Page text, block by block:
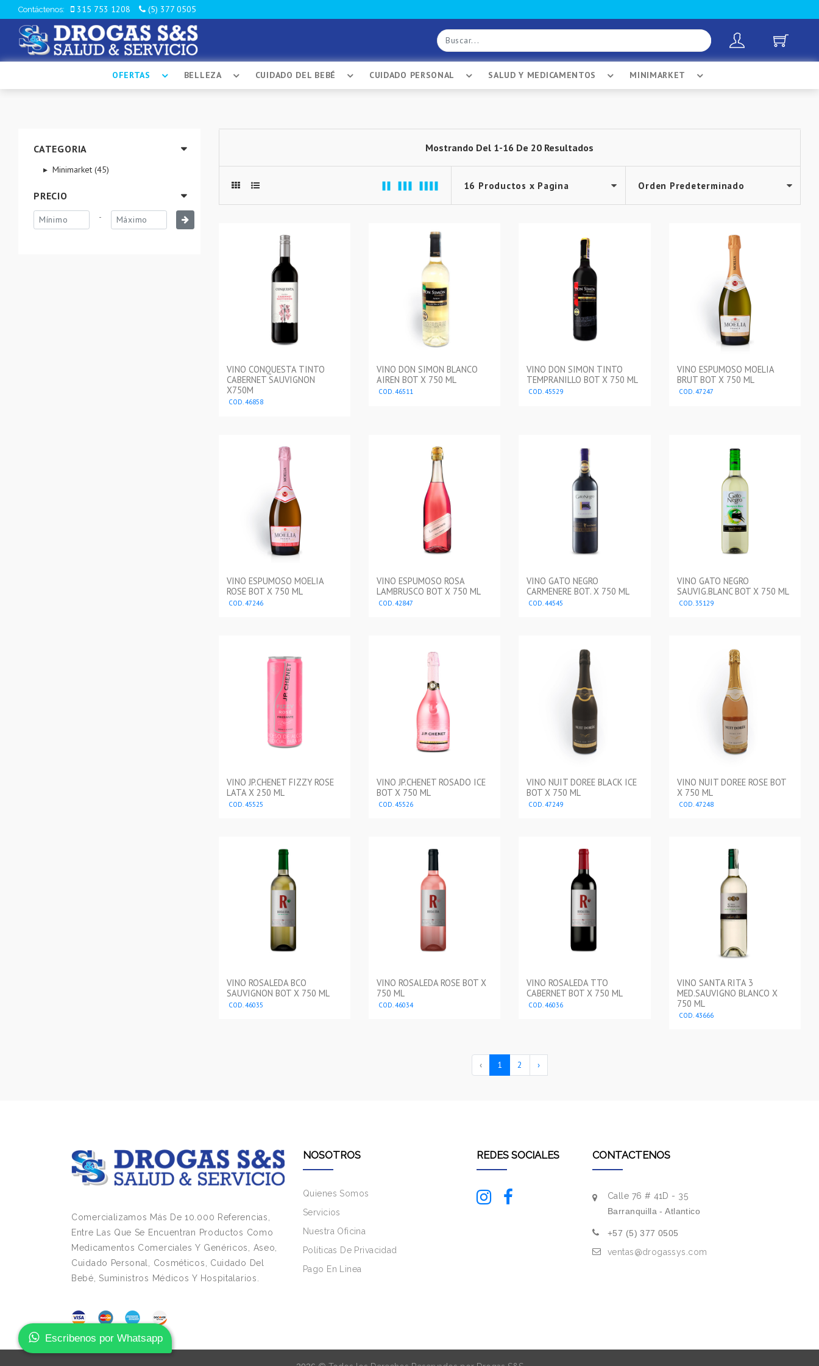
Contáctenos: 315 753 1208 (5) 377 0505
OFERTAS BELLEZA CUIDADO DEL BEBÉ CUIDADO PERSONAL SALUD Y MEDICAMENTOS MINIMARKET
CATEGORIA
Minimarket (45)
PRECIO
-
Mostrando Del 1-16 De 20 Resultados
VINO CONQUESTA TINTO
CABERNET SAUVIGNON
X750M
COD. 46858
VINO DON SIMON BLANCO
AIREN BOT X 750 ML
COD. 46511
VINO DON SIMON TINTO
TEMPRANILLO BOT X 750 ML
COD. 45529
VINO ESPUMOSO MOELIA
BRUT BOT X 750 ML
COD. 47247
VINO ESPUMOSO MOELIA
ROSE BOT X 750 ML
COD. 47246
VINO ESPUMOSO ROSA
LAMBRUSCO BOT X 750 ML
COD. 42847
VINO GATO NEGRO
CARMENERE BOT. X 750 ML
COD. 44545
VINO GATO NEGRO
SAUVIG.BLANC BOT X 750 ML
COD. 35129
VINO JP.CHENET FIZZY ROSE
LATA X 250 ML
COD. 45525
VINO JP.CHENET ROSADO ICE
BOT X 750 ML
COD. 45526
VINO NUIT DOREE BLACK ICE
BOT X 750 ML
COD. 47249
VINO NUIT DOREE ROSE BOT
X 750 ML
COD. 47248
VINO ROSALEDA BCO
SAUVIGNON BOT X 750 ML
COD. 46035
VINO ROSALEDA ROSE BOT X
750 ML
COD. 46034
VINO ROSALEDA TTO
CABERNET BOT X 750 ML
COD. 46036
VINO SANTA RITA 3
MED.SAUVIGNO BLANCO X
750 ML
COD. 43666
‹ 1 2 ›
Comercializamos Más De 10.000 Referencias,
Entre Las Que Se Encuentran Productos Como
Medicamentos Comerciales Y Genéricos, Aseo,
Cuidado Personal, Cosméticos, Cuidado Del
Bebé, Suministros Médicos Y Hospitalarios.
NOSOTROS
Quienes Somos
Servicios
Nuestra Oficina
Políticas De Privacidad
Pago En Linea
REDES SOCIALES CONTACTENOS
Calle 76 # 41D - 35
Barranquilla - Atlantico
+57 (5) 377 0505
ventas@drogassys.com
Escribenos por Whatsapp